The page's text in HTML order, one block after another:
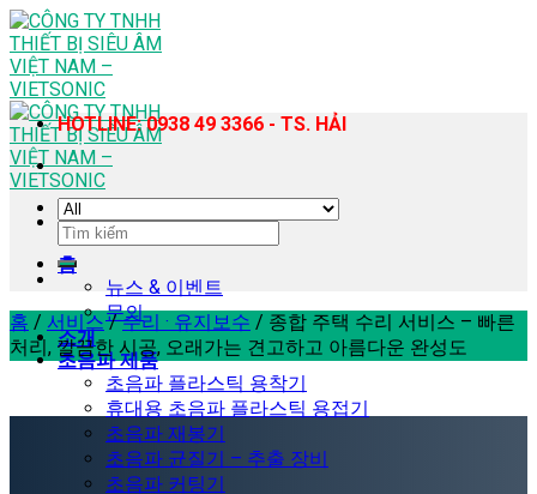
Skip
to
content
홈
뉴스 & 이벤트
문의
소개
초음파 제품
초음파 플라스틱 용착기
휴대용 초음파 플라스틱 용접기
초음파 재봉기
초음파 균질기 – 추출 장비
초음파 커팅기
HOTLINE: 0938 49 3366 - TS. HẢI
검
색:
홈 / 서비스 / 수리 · 유지보수 / 종합 주택 수리 서비스 – 빠른
처리, 깔끔한 시공, 오래가는 견고하고 아름다운 완성도